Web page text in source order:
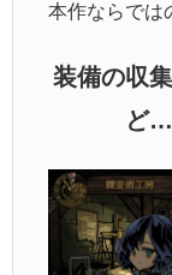
本作ならでは
装備の収
ど